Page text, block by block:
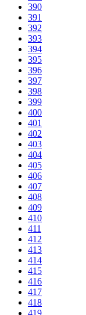
390
391
392
393
394
395
396
397
398
399
400
401
402
403
404
405
406
407
408
409
410
411
412
413
414
415
416
417
418